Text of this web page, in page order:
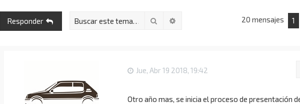
Responder Buscar Búsqueda avanzada20 mensajes 1
Jue, Abr 19 2018, 19:42
Otro año mas, se inicia el proceso de presentación